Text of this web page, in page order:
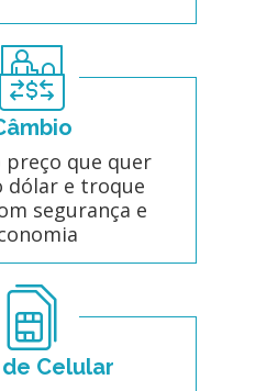
preço que quer
dólar e troque
segurança e
de Celular